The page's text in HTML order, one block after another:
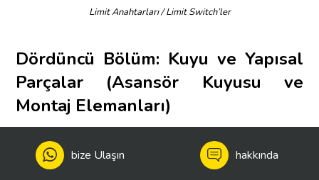
Limit Anahtarları / Limit Switch’ler
Dördüncü Bölüm: Kuyu ve Yapısal
Parçalar (Asansör Kuyusu ve
Montaj Elemanları)
yapıları içerir.bize Ulaşın hakkında